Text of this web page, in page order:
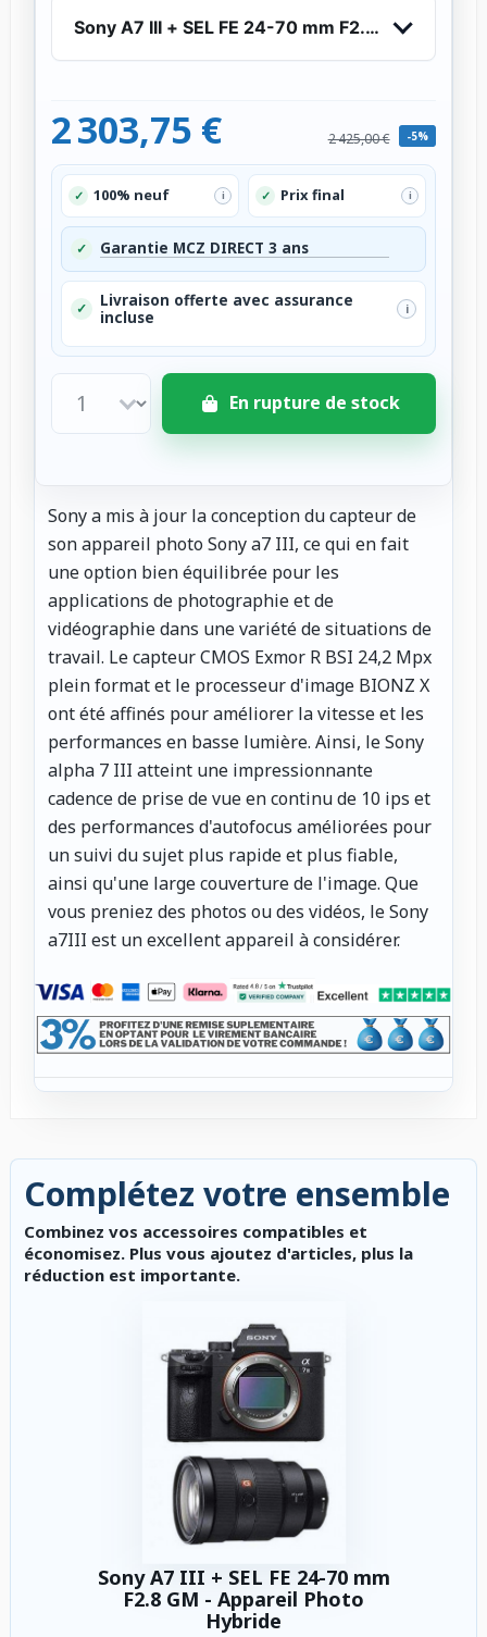
Sony A7 III + SEL FE 24-70 mm F2.8 GM -
2 303,75 € 2 425,00 € -5%
✓ 100% neuf i ✓ Prix final i
✓ Garantie MCZ DIRECT 3 ans
✓
Livraison offerte avec assurance
incluse
i
En rupture de stock
Sony a mis à jour la conception du capteur de
son appareil photo Sony a7 III, ce qui en fait
une option bien équilibrée pour les
applications de photographie et de
vidéographie dans une variété de situations de
travail. Le capteur CMOS Exmor R BSI 24,2 Mpx
plein format et le processeur d'image BIONZ X
ont été affinés pour améliorer la vitesse et les
performances en basse lumière. Ainsi, le Sony
alpha 7 III atteint une impressionnante
cadence de prise de vue en continu de 10 ips et
des performances d'autofocus améliorées pour
un suivi du sujet plus rapide et plus fiable,
ainsi qu'une large couverture de l'image. Que
vous preniez des photos ou des vidéos, le Sony
a7III est un excellent appareil à considérer.
Complétez votre ensemble
Combinez vos accessoires compatibles et
économisez. Plus vous ajoutez d'articles, plus la
réduction est importante.
Sony A7 III + SEL FE 24-70 mm
F2.8 GM - Appareil Photo
Hybride